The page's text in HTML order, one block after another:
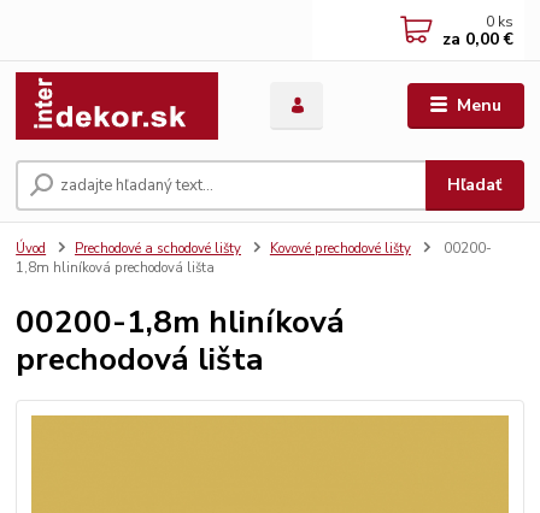
Menu
Hľadať
0 ks
za 0,00 €
Úvod Prechodové a schodové lišty Kovové prechodové lišty
00200-
1,8m hliníková prechodová lišta
00200-1,8m hliníková
prechodová lišta